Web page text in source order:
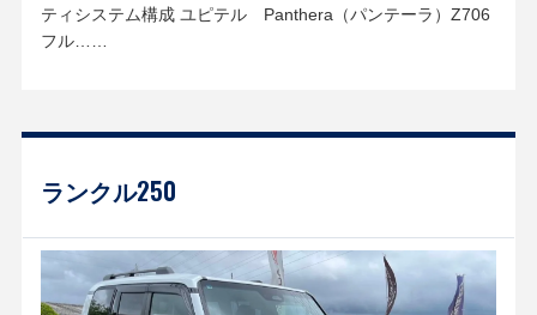
ティシステム構成 ユピテル Panthera（パンテーラ）Z706
フル……
ランクル250